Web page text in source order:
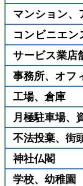
マンション、
コンビニエン
サービス業店
事務所、オフ
工場、倉庫
月極駐車場、
不法投棄、街
神社仏閣
学校、幼稚園